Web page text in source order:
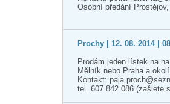
Osobní předání
Prochy | 12. 08. 2014 |
Prodám jeden lístek na
Mělník nebo Praha a
Kontakt:
tel. 607 842 086 (zašlete